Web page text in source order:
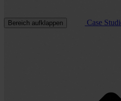
Bereich aufklappen Case